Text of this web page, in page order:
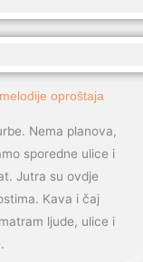
oproštaja
Nema planova,
sporedne ulice i
Jutra su ovdje
Kava i čaj
ljude, ulice i